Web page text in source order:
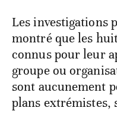
Les investigations
montré que les
connus pour leur
groupe ou
sont aucunement
plans extrémistes,